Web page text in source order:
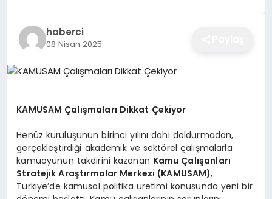
EĞITIM
SAĞLIK
SPOR
haberci
08 Nisan 2025
KAMUSAM Çalışmaları Dikkat Çekiyor
Henüz kuruluşunun birinci yılını dahi doldurmadan,
gerçekleştirdiği akademik ve sektörel çalışmalarla
kamuoyunun takdirini kazanan Kamu Çalışanları
Stratejik Araştırmalar Merkezi (KAMUSAM),
Türkiye’de kamusal politika üretimi konusunda yeni bir